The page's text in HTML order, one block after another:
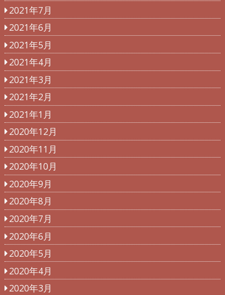
2021年7月
2021年6月
2021年5月
2021年4月
2021年3月
2021年2月
2021年1月
2020年12月
2020年11月
2020年10月
2020年9月
2020年8月
2020年7月
2020年6月
2020年5月
2020年4月
2020年3月